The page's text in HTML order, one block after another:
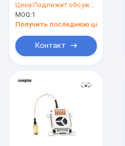
видеоприемник с
выходом CVBS
Цена:Подлежит обсуждению
MOQ:1
Получить последнюю цену
Контакт